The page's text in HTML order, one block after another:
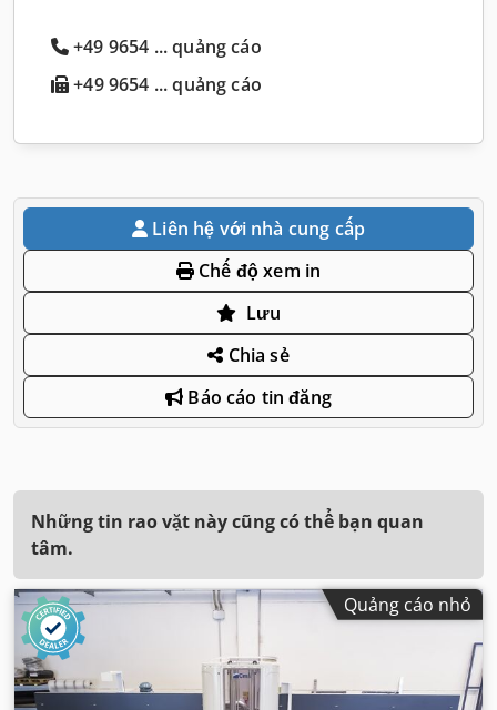
+49 9654 ... quảng cáo
+49 9654 ... quảng cáo
Liên hệ với nhà cung cấp
Chế độ xem in
Lưu
Chia sẻ
Báo cáo tin đăng
Những tin rao vặt này cũng có thể bạn quan
tâm.
Quảng cáo nhỏ